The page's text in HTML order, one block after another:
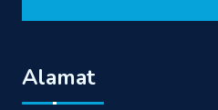
Alamat